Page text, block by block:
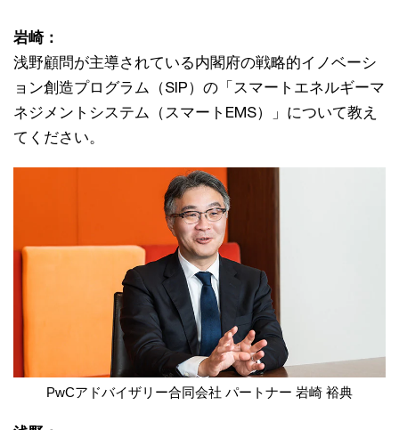
岩崎：
浅野顧問が主導されている内閣府の戦略的イノベーシ
ョン創造プログラム（SIP）の「スマートエネルギーマ
ネジメントシステム（スマートEMS）」について教え
てください。
PwCアドバイザリー合同会社 パートナー 岩崎 裕典